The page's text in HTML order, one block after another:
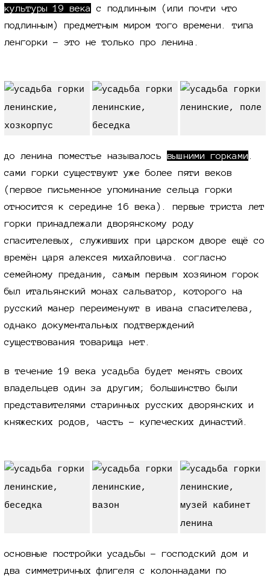
культуры19 века с подлинным (или почти что
подлинным) предметным миром того времени. типа
ленгорки - это не только про ленина.
до ленина поместье называлось вышними горками
сами горки существуют уже более пяти веков
(первое письменное упоминание сельца горки
относится к середине16 века). первые триста лет
горки принадлежали дворянскому роду
спасителевых, служивших при царском дворе ещё со
времён царя алексея михайловича. согласно
семейному преданию, самым первым хозяином горок
был итальянский монах сальватор, которого на
русский манер переименуют в ивана спасителева,
однако документальных подтверждений
существования товарища нет.
в течение 19 века усадьба будет менять своих
владельцев один за другим; большинство были
представителями старинных русских дворянских и
княжеских родов, часть - купеческих династий.
основные постройки усадьбы - господский дом и
два симметричных флигеля с колоннадами по